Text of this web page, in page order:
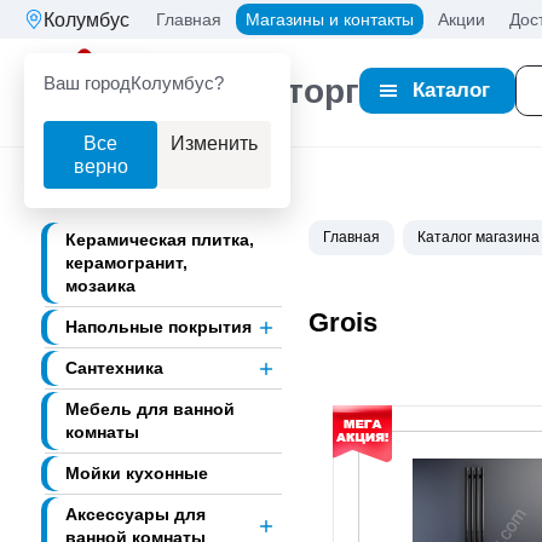
Колумбус
Ваш городКолумбус?
Все
верно
Изменить
Главная Магазины и контакты Акции
Партнерторг Каталог
Керамическая плитка,
керамогранит,
мозаика
Напольные покрытия
Сантехника
Мебель для ванной
комнаты
Мойки кухонные
Аксессуары для
ванной комнаты
Главная Каталог магазина
Grois